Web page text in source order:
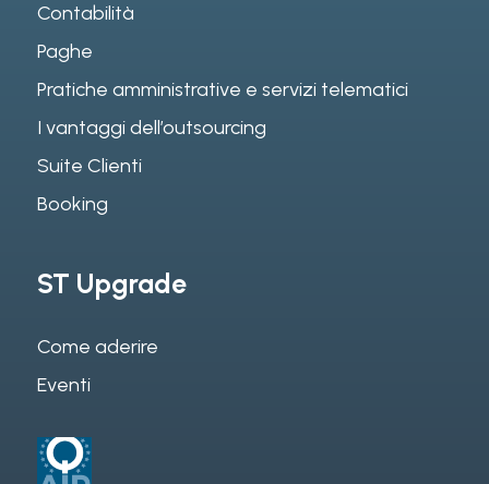
Contabilità
Paghe
Pratiche amministrative e servizi telematici
I vantaggi dell’outsourcing
Suite Clienti
Booking
ST Upgrade
Come aderire
Eventi